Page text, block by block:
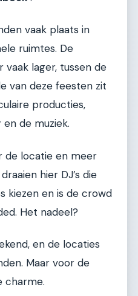
vaak plaats in
ruimtes. De
vaak lager, tussen de
van deze feesten zit
producties,
de muziek.
de locatie en meer
hier DJ’s die
kiezen en is de crowd
Het nadeel?
en de locaties
Maar voor de
charme.